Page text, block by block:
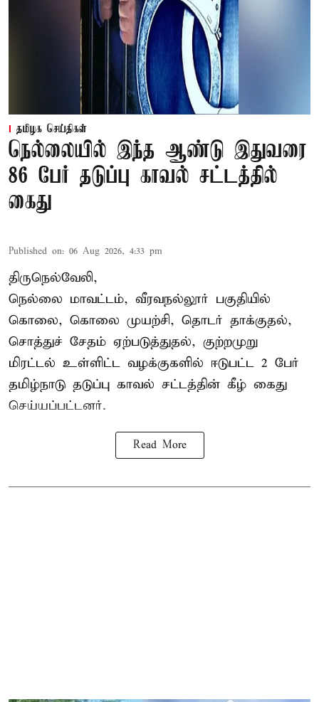
தமிழக செய்திகள்
நெல்லையில் இந்த ஆண்டு இதுவரை
86 பேர் தடுப்பு காவல் சட்டத்தில்
கைது
Published on: 06 Aug 2026, 4:33 pm
திருநெல்வேலி,
நெல்லை மாவட்டம், வீரவநல்லூர் பகுதியில்
கொலை, கொலை முயற்சி, தொடர் தாக்குதல்,
சொத்துச் சேதம் ஏற்படுத்துதல், குற்றமுறு
மிரட்டல் உள்ளிட்ட வழக்குகளில் ஈடுபட்ட 2 பேர்
தமிழ்நாடு தடுப்பு காவல் சட்டத்தின் கீழ் கைது
செய்யப்பட்டனர்.
Read More